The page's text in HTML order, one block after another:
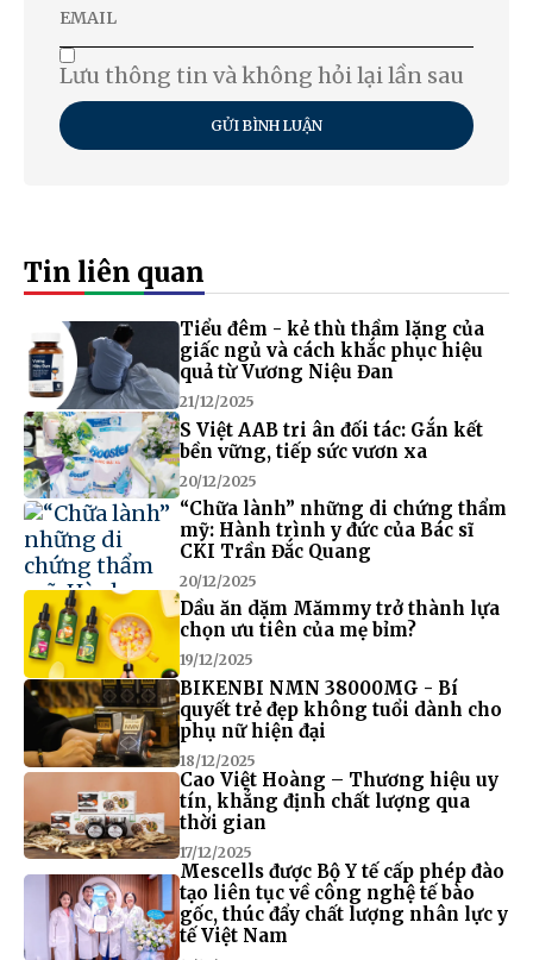
Lưu thông tin và không hỏi lại lần sau
GỬI BÌNH LUẬN
Tin liên quan
Tiểu đêm - kẻ thù thầm lặng của
giấc ngủ và cách khắc phục hiệu
quả từ Vương Niệu Đan
21/12/2025
S Việt AAB tri ân đối tác: Gắn kết
bền vững, tiếp sức vươn xa
20/12/2025
“Chữa lành” những di chứng thẩm
mỹ: Hành trình y đức của Bác sĩ
CKI Trần Đắc Quang
20/12/2025
Dầu ăn dặm Mămmy trở thành lựa
chọn ưu tiên của mẹ bỉm?
19/12/2025
BIKENBI NMN 38000MG - Bí
quyết trẻ đẹp không tuổi dành cho
phụ nữ hiện đại
18/12/2025
Cao Việt Hoàng – Thương hiệu uy
tín, khẳng định chất lượng qua
thời gian
17/12/2025
Mescells được Bộ Y tế cấp phép đào
tạo liên tục về công nghệ tế bào
gốc, thúc đẩy chất lượng nhân lực y
tế Việt Nam